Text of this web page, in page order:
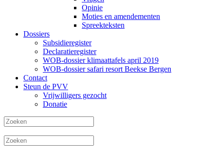
Opinie
Moties en amendementen
Spreekteksten
Dossiers
Subsidieregister
Declaratieregister
WOB-dossier klimaattafels april 2019
WOB-dossier safari resort Beekse Bergen
Contact
Steun de PVV
Vrijwilligers gezocht
Donatie